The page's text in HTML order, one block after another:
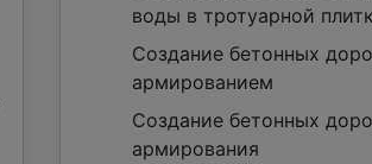
воды в тротуарной
Создание бетонных
армированием
Создание бетонных
армирования